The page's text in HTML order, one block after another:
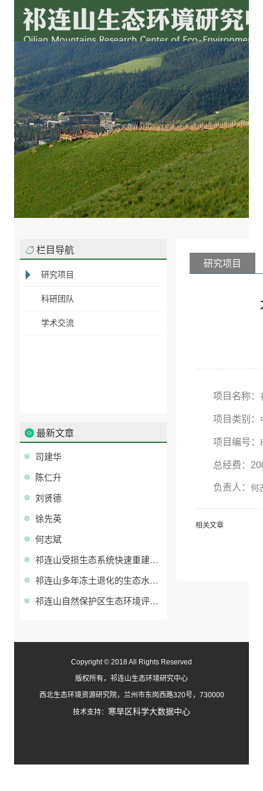
栏目导航
研究项目
科研团队
学术交流
最新文章
司建华
陈仁升
刘贤德
徐先英
何志斌
祁连山受损生态系统快速重建技术研发与示范
祁连山多年冻土退化的生态水文效应
祁连山自然保护区生态环境评估、预警与监控关键技术研究
研究项目
项目名称：
项目类别：
项目编号：
总经费：
负责人： 何
相关文章
Copyright © 2018 All Rights Reserved
版权所有，祁连山生态环境研究中心
西北生态环境资源研究院，兰州市东岗西路320号，730000
技术支持： 寒旱区科学大数据中心